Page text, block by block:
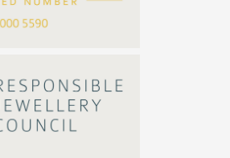
名稱
絡電話